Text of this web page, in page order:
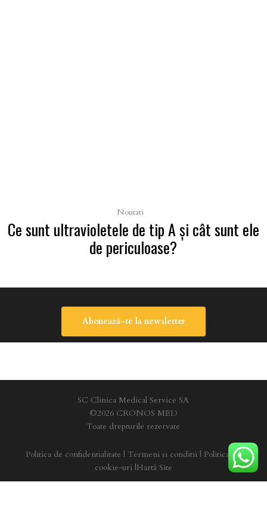
Noutati
Ce sunt ultravioletele de tip A şi cât sunt ele
de periculoase?
Abonează-te la newsletter
SC Clinica Medical Service SA
©2026 CRONOS MED
Toate drepturile rezervate
Politica de confidentialitate | Termeni si conditii | Politica de
cookie-uri|Hartă Site